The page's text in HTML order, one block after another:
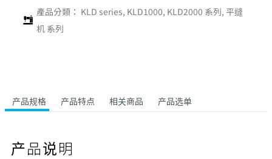
產品分類： KLD series, KLD1000, KLD2000 系列, 平缝
机 系列
产品规格 产品特点 相关商品 产品选单
产品说明